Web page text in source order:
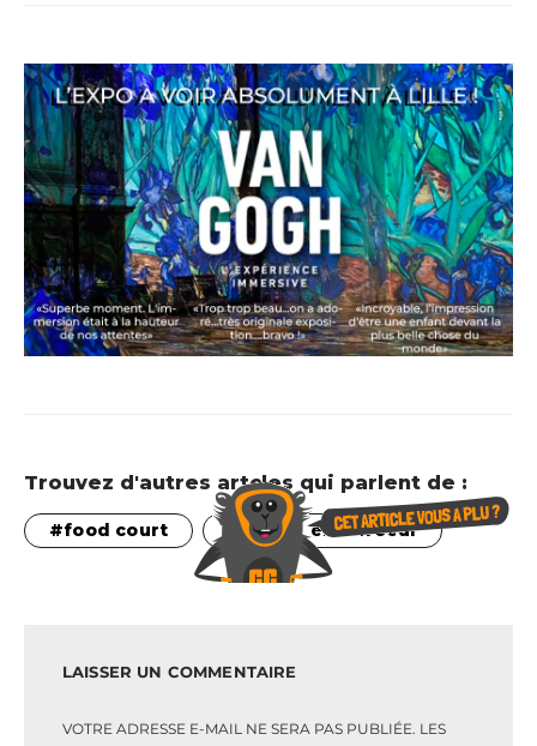
Trouvez d'autres artcles qui parlent de :
food court Marcq en Baroeul
LAISSER UN COMMENTAIRE
VOTRE ADRESSE E-MAIL NE SERA PAS PUBLIÉE. LES